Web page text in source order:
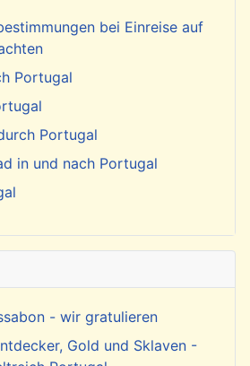
bei Einreise auf
Portugal
Portugal
in und nach Portugal
- wir gratulieren
Gold und Sklaven -